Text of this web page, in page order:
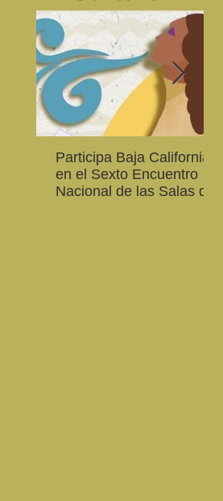
Participa Baja California
en el Sexto Encuentro
Nacional de las Salas de